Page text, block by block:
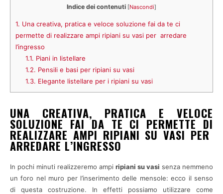
Indice dei contenuti [Nascondi]
1. Una creativa, pratica e veloce soluzione fai da te ci
permette di realizzare ampi ripiani su vasi per arredare
l’ingresso
1.1. Piani in listellare
1.2. Pensili e basi per ripiani su vasi
1.3. Elegante listellare per i ripiani su vasi
UNA CREATIVA, PRATICA E VELOCE
SOLUZIONE FAI DA TE CI PERMETTE DI
REALIZZARE AMPI RIPIANI SU VASI PER
ARREDARE L’INGRESSO
In pochi minuti realizzeremo ampi ripiani su vasi senza nemmeno
un foro nel muro per l’inserimento delle mensole: ecco il senso
di questa costruzione. In effetti possiamo utilizzare come